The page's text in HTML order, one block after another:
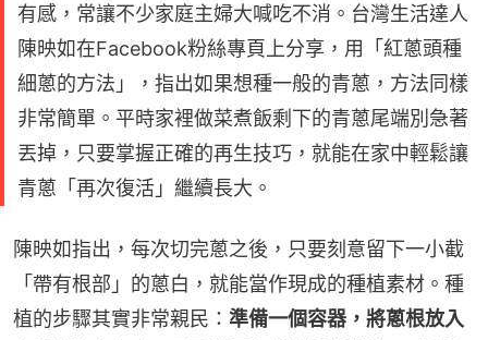
有感，常讓不少家庭主婦大喊吃不消。台灣生活達人
陳映如在Facebook粉絲專頁上分享，用「紅蔥頭種
細蔥的方法」，指出如果想種一般的青蔥，方法同樣
非常簡單。平時家裡做菜煮飯剩下的青蔥尾端別急著
丟掉，只要掌握正確的再生技巧，就能在家中輕鬆讓
青蔥「再次復活」繼續長大。
陳映如指出，每次切完蔥之後，只要刻意留下一小截
「帶有根部」的蔥白，就能當作現成的種植素材。種
植的步驟其實非常親民： 準備一個容器，將蔥根放入